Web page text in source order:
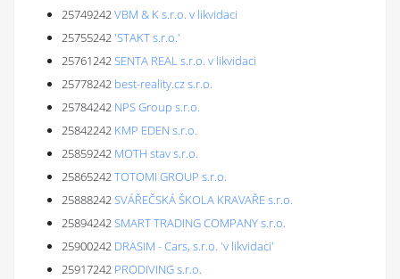
25749242VBM & K s.r.o. v likvidaci
25755242'STAKT s.r.o.'
25761242SENTA REAL s.r.o. v likvidaci
25778242 best-reality.cz s.r.o.
25784242 NPS Group s.r.o.
25842242 KMP EDEN s.r.o.
25859242 MOTH stav s.r.o.
25865242TOTOMI GROUP s.r.o.
25888242SVÁŘEČSKÁ ŠKOLA KRAVAŘE s.r.o.
25894242SMART TRADING COMPANY s.r.o.
25900242 DRASIM - Cars, s.r.o. 'v likvidaci'
25917242 PRODIVING s.r.o.